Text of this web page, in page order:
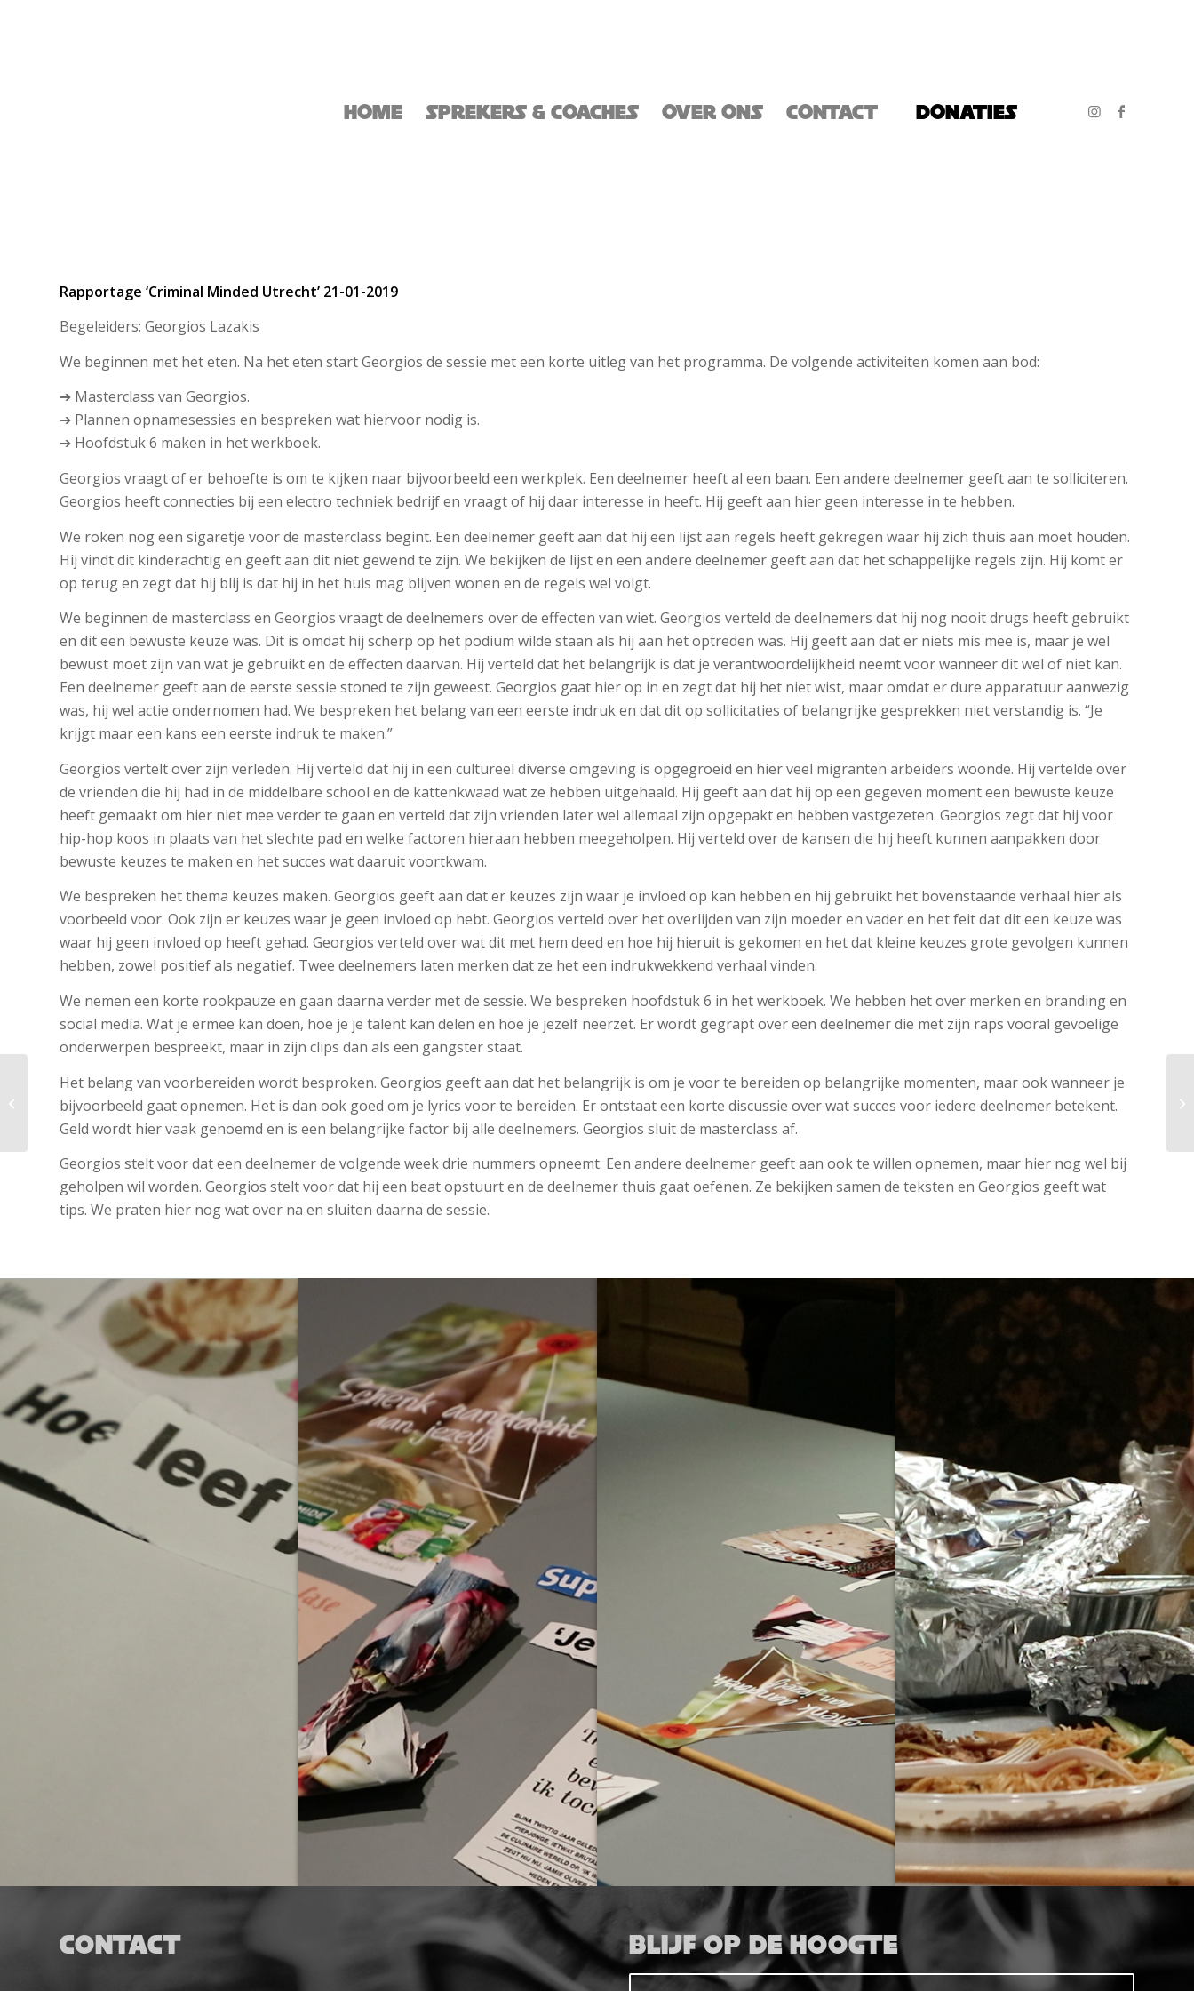
HOME SPREKERS & COACHES OVER ONS CONTACT DONATIES
Rapportage ‘Criminal Minded Utrecht’ 21-01-2019
Begeleiders: Georgios Lazakis
We beginnen met het eten. Na het eten start Georgios de sessie met een korte uitleg van het programma. De volgende activiteiten komen aan bod:
➔ Masterclass van Georgios.
➔ Plannen opnamesessies en bespreken wat hiervoor nodig is.
➔ Hoofdstuk 6 maken in het werkboek.
Georgios vraagt of er behoefte is om te kijken naar bijvoorbeeld een werkplek. Een deelnemer heeft al een baan. Een andere deelnemer geeft aan te solliciteren.
Georgios heeft connecties bij een electro techniek bedrijf en vraagt of hij daar interesse in heeft. Hij geeft aan hier geen interesse in te hebben.
We roken nog een sigaretje voor de masterclass begint. Een deelnemer geeft aan dat hij een lijst aan regels heeft gekregen waar hij zich thuis aan moet houden.
Hij vindt dit kinderachtig en geeft aan dit niet gewend te zijn. We bekijken de lijst en een andere deelnemer geeft aan dat het schappelijke regels zijn. Hij komt er
op terug en zegt dat hij blij is dat hij in het huis mag blijven wonen en de regels wel volgt.
We beginnen de masterclass en Georgios vraagt de deelnemers over de effecten van wiet. Georgios verteld de deelnemers dat hij nog nooit drugs heeft gebruikt
en dit een bewuste keuze was. Dit is omdat hij scherp op het podium wilde staan als hij aan het optreden was. Hij geeft aan dat er niets mis mee is, maar je wel
bewust moet zijn van wat je gebruikt en de effecten daarvan. Hij verteld dat het belangrijk is dat je verantwoordelijkheid neemt voor wanneer dit wel of niet kan.
Een deelnemer geeft aan de eerste sessie stoned te zijn geweest. Georgios gaat hier op in en zegt dat hij het niet wist, maar omdat er dure apparatuur aanwezig
was, hij wel actie ondernomen had. We bespreken het belang van een eerste indruk en dat dit op sollicitaties of belangrijke gesprekken niet verstandig is. “Je
krijgt maar een kans een eerste indruk te maken.”
Georgios vertelt over zijn verleden. Hij verteld dat hij in een cultureel diverse omgeving is opgegroeid en hier veel migranten arbeiders woonde. Hij vertelde over
de vrienden die hij had in de middelbare school en de kattenkwaad wat ze hebben uitgehaald. Hij geeft aan dat hij op een gegeven moment een bewuste keuze
heeft gemaakt om hier niet mee verder te gaan en verteld dat zijn vrienden later wel allemaal zijn opgepakt en hebben vastgezeten. Georgios zegt dat hij voor
hip-hop koos in plaats van het slechte pad en welke factoren hieraan hebben meegeholpen. Hij verteld over de kansen die hij heeft kunnen aanpakken door
bewuste keuzes te maken en het succes wat daaruit voortkwam.
We bespreken het thema keuzes maken. Georgios geeft aan dat er keuzes zijn waar je invloed op kan hebben en hij gebruikt het bovenstaande verhaal hier als
voorbeeld voor. Ook zijn er keuzes waar je geen invloed op hebt. Georgios verteld over het overlijden van zijn moeder en vader en het feit dat dit een keuze was
waar hij geen invloed op heeft gehad. Georgios verteld over wat dit met hem deed en hoe hij hieruit is gekomen en het dat kleine keuzes grote gevolgen kunnen
hebben, zowel positief als negatief. Twee deelnemers laten merken dat ze het een indrukwekkend verhaal vinden.
We nemen een korte rookpauze en gaan daarna verder met de sessie. We bespreken hoofdstuk 6 in het werkboek. We hebben het over merken en branding en
social media. Wat je ermee kan doen, hoe je je talent kan delen en hoe je jezelf neerzet. Er wordt gegrapt over een deelnemer die met zijn raps vooral gevoelige
onderwerpen bespreekt, maar in zijn clips dan als een gangster staat.
Het belang van voorbereiden wordt besproken. Georgios geeft aan dat het belangrijk is om je voor te bereiden op belangrijke momenten, maar ook wanneer je
bijvoorbeeld gaat opnemen. Het is dan ook goed om je lyrics voor te bereiden. Er ontstaat een korte discussie over wat succes voor iedere deelnemer betekent.
Geld wordt hier vaak genoemd en is een belangrijke factor bij alle deelnemers. Georgios sluit de masterclass af.
Georgios stelt voor dat een deelnemer de volgende week drie nummers opneemt. Een andere deelnemer geeft aan ook te willen opnemen, maar hier nog wel bij
geholpen wil worden. Georgios stelt voor dat hij een beat opstuurt en de deelnemer thuis gaat oefenen. Ze bekijken samen de teksten en Georgios geeft wat
tips. We praten hier nog wat over na en sluiten daarna de sessie.
CONTACT BLIJF OP DE HOOGTE
Sessie 6